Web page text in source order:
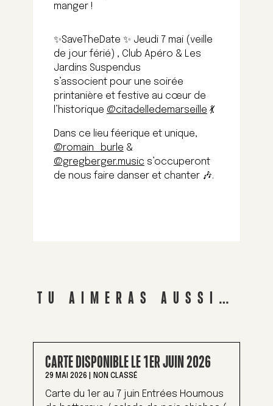
manger !
✨SaveTheDate ✨ Jeudi 7 mai (veille
de jour férié) , Club Apéro & Les
Jardins Suspendus
s’associent pour une soirée
printanière et festive au cœur de
l’historique @citadelledemarseille 💃
Dans ce lieu féerique et unique,
@romain_burle &
@gregberger.music s’occuperont
de nous faire danser et chanter 🎶.
TU AIMERAS AUSSI…
CARTE DISPONIBLE LE 1ER JUIN 2026
29 MAI 2026 NON CLASSÉ
Carte du 1er au 7 juin Entrées Houmous